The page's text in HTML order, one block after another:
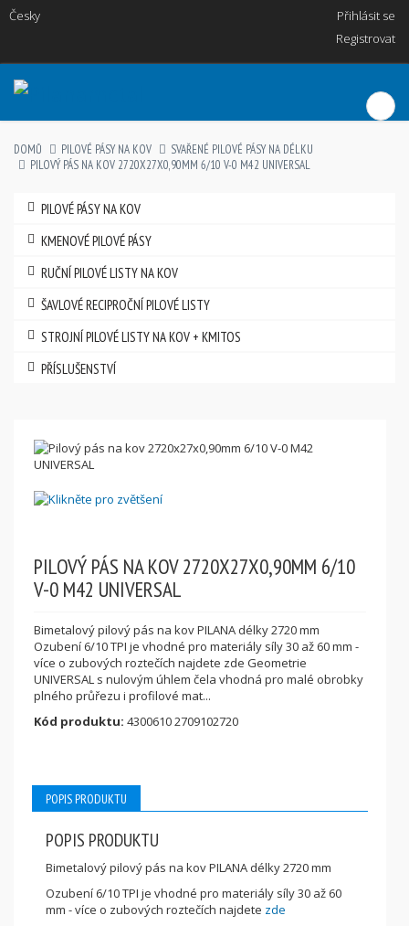
Česky
Přihlásit se
Registrovat
DOMŮ PILOVÉ PÁSY NA KOV
SVAŘENÉ PILOVÉ PÁSY NA DÉLKU
PILOVÝ PÁS NA KOV 2720X27X0,90MM 6/10 V-0 M42 UNIVERSAL
PILOVÉ PÁSY NA KOV
KMENOVÉ PILOVÉ PÁSY
RUČNÍ PILOVÉ LISTY NA KOV
ŠAVLOVÉ RECIPROČNÍ PILOVÉ LISTY
STROJNÍ PILOVÉ LISTY NA KOV + KMITOS
PŘÍSLUŠENSTVÍ
PILOVÝ PÁS NA KOV 2720X27X0,90MM 6/10
V-0 M42 UNIVERSAL
Bimetalový pilový pás na kov PILANA délky 2720 mm
Ozubení 6/10 TPI je vhodné pro materiály síly 30 až 60 mm -
více o zubových roztečích najdete zde Geometrie
UNIVERSAL s nulovým úhlem čela vhodná pro malé obrobky
plného průřezu i profilové mat...
Kód produktu: 4300610 2709102720
POPIS PRODUKTU
POPIS PRODUKTU
Bimetalový pilový pás na kov PILANA délky 2720 mm
Ozubení 6/10 TPI je vhodné pro materiály síly 30 až 60
mm - více o zubových roztečích najdete zde